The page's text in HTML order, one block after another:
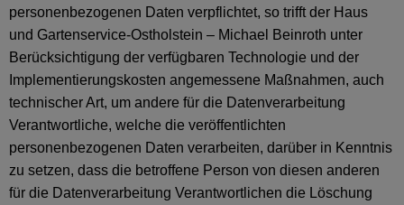
personenbezogenen Daten verpflichtet, so trifft der Haus
und Gartenservice-Ostholstein – Michael Beinroth unter
Berücksichtigung der verfügbaren Technologie und der
Implementierungskosten angemessene Maßnahmen, auch
technischer Art, um andere für die Datenverarbeitung
Verantwortliche, welche die veröffentlichten
personenbezogenen Daten verarbeiten, darüber in Kenntnis
zu setzen, dass die betroffene Person von diesen anderen
für die Datenverarbeitung Verantwortlichen die Löschung